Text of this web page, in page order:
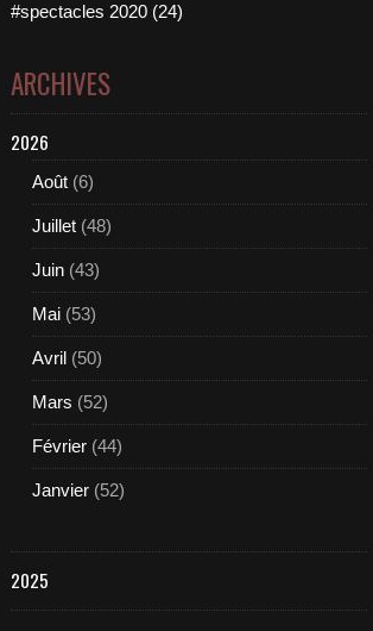
#spectacles 2020 (24)
ARCHIVES
2026
Août (6)
Juillet (48)
Juin (43)
Mai (53)
Avril (50)
Mars (52)
Février (44)
Janvier (52)
2025